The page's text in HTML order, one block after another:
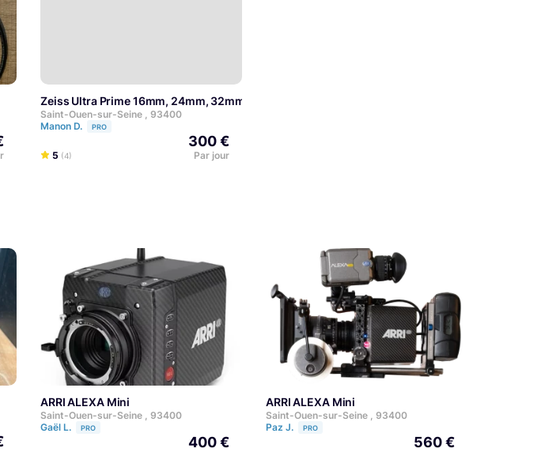
Zeiss Ultra Prime 16mm, 24mm, 32mm, 50mm, 85mm PL
Saint-Ouen-sur-Seine , 93400
Manon D.
PRO
5 (4)
300 €
Par jour
ARRI ALEXA Mini
Saint-Ouen-sur-Seine , 93400
Gaël L.
PRO
400 €
ARRI ALEXA Mini
Saint-Ouen-sur-Seine , 93400
Paz J.
PRO
560 €